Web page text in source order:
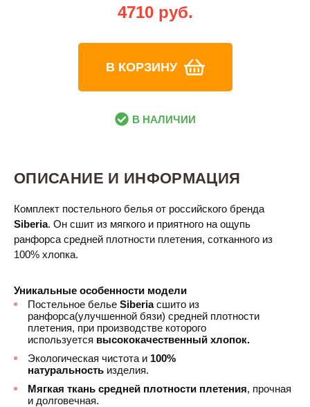
4710 руб.
В КОРЗИНУ
В НАЛИЧИИ
ОПИСАНИЕ И ИНФОРМАЦИЯ
Комплект постельного белья от российского бренда
Siberia. Он сшит из мягкого и приятного на ощупь
ранфорса средней плотности плетения, сотканного из
100% хлопка.
Уникальные особенности модели
Постельное белье Siberiaсшито из
ранфорса(улучшенной бязи) средней плотности
плетения, при производстве которого
используется высококачественный хлопок.
Экологическая чистота и 100%
натуральность изделия.
Мягкая ткань средней плотности плетения, прочная
и долговечная.